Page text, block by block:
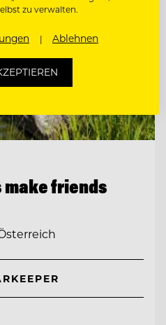
make friends
/ BARKEEPER
zu verwalten.
Ablehnen